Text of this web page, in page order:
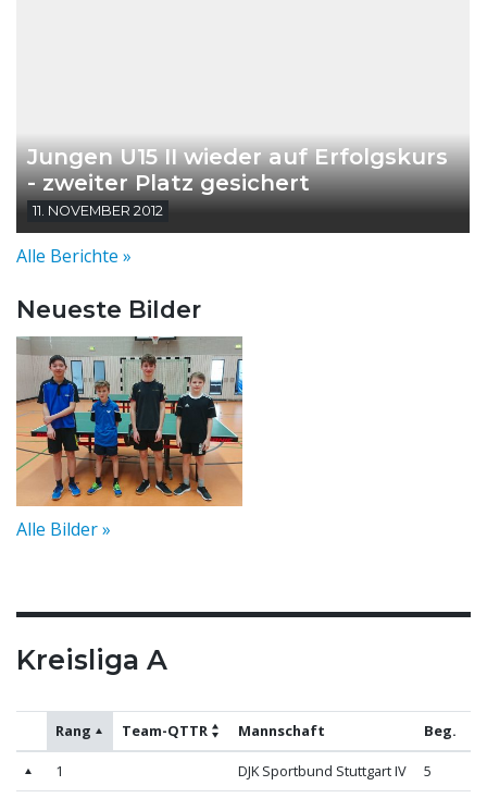
Jungen U15 II wieder auf Erfolgskurs
- zweiter Platz gesichert
11. NOVEMBER 2012
Alle Berichte »
Neueste Bilder
Alle Bilder »
Kreisliga A
Rang Team-QTTR Mannschaft Beg.
1 DJK Sportbund Stuttgart IV
5